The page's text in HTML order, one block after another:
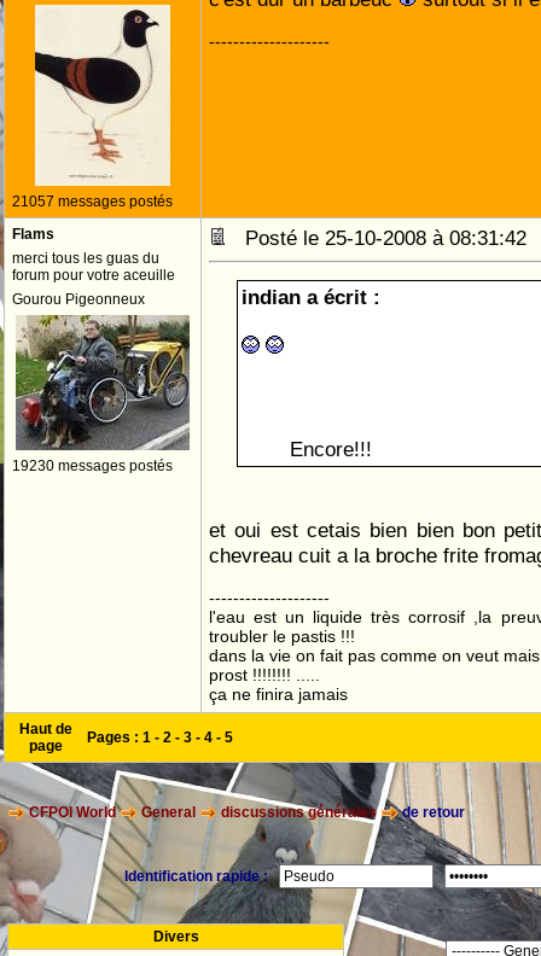
21057 messages postés
--------------------
Flams
merci tous les guas du
forum pour votre aceuille
Gourou Pigeonneux
19230 messages postés
Posté le 25-10-2008 à
indian a écrit :
Encore!!!
et oui est cetais bien bien bon
chevreau cuit a la broche frite
--------------------
l'eau est un liquide très corrosif ,la
troubler le pastis !!!
dans la vie on fait pas comme on veut
prost !!!!!!!! .....
ça ne finira jamais
Haut de
page
Pages : 1 - 2 - 3 - 4 - 5
CFPOI World General discussions générales de retour
Identification rapide :
Divers